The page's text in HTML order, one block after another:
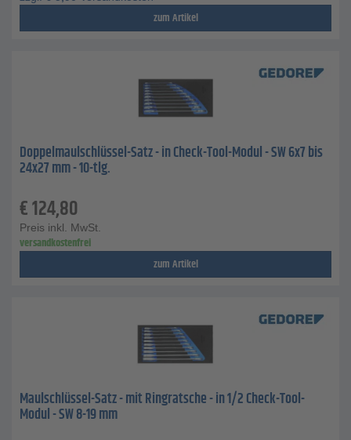
zum Artikel
Doppelmaulschlüssel-Satz - in Check-Tool-Modul - SW 6x7 bis
24x27 mm - 10-tlg.
€124,80
Preis inkl. MwSt.
versandkostenfrei
zum Artikel
Maulschlüssel-Satz - mit Ringratsche - in 1/2 Check-Tool-
Modul - SW 8-19 mm